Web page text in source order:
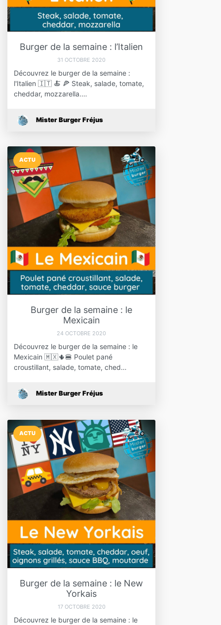
Burger de la semaine : l’Italien
31 OCTOBRE 2020
Découvrez le burger de la semaine :
l'Italien 🇮🇹 🍝 🍕 Steak, salade, tomate,
cheddar, mozzarella.…
Mister Burger Fréjus
ACTU
Burger de la semaine : le
Mexicain
24 OCTOBRE 2020
Découvrez le burger de la semaine : le
Mexicain 🇲🇽🌵🍔 Poulet pané
croustillant, salade, tomate, ched…
Mister Burger Fréjus
ACTU
Burger de la semaine : le New
Yorkais
17 OCTOBRE 2020
Découvrez le burger de la semaine : le